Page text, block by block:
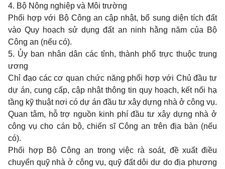
4. Bộ Nông nghiệp và Môi trường
Phối hợp với Bộ Công an cập nhật, bổ sung diện tích đất
vào Quy hoạch sử dụng đất an ninh hằng năm của Bộ
Công an (nếu có).
5. Ủy ban nhân dân các tỉnh, thành phố trực thuộc trung
ương
Chỉ đạo các cơ quan chức năng phối hợp với Chủ đầu tư
dự án, cung cấp, cập nhật thông tin quy hoạch, kết nối hạ
tầng kỹ thuật nơi có dự án đầu tư xây dựng nhà ở công vụ.
Quan tâm, hỗ trợ nguồn kinh phí đầu tư xây dựng nhà ở
công vụ cho cán bộ, chiến sĩ Công an trên địa bàn (nếu
có).
Phối hợp Bộ Công an trong việc rà soát, đề xuất điều
chuyển quỹ nhà ở công vụ, quỹ đất dôi dư do địa phương